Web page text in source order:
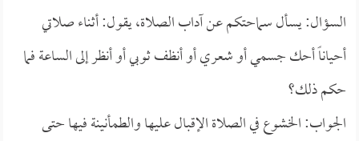
السؤال: يسأل سماحتكم عن آداب الصلاة، يقول: أثناء صلاتي
أحياناً أحك جسمي أو شعري أو أنظف ثوبي أو أنظر إلى الساعة فما
حكم ذلك؟
الجواب: الخشوع في الصلاة الإقبال عليها والطمأنينة فيها حتى